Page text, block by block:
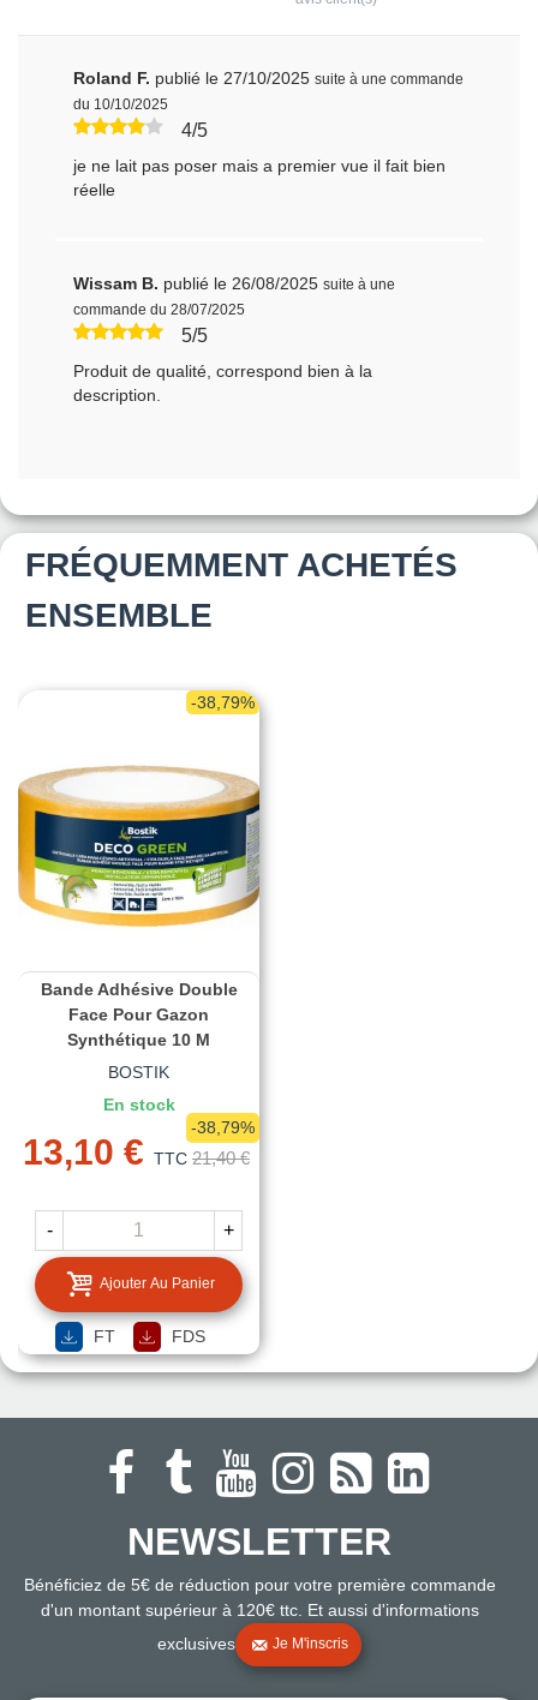
Roland F. publié le 27/10/2025 suite à une commande
du 10/10/2025
4/5
je ne lait pas poser mais a premier vue il fait bien
réelle
Wissam B. publié le 26/08/2025 suite à une
commande du 28/07/2025
5/5
Produit de qualité, correspond bien à la
description.
FRÉQUEMMENT ACHETÉS
ENSEMBLE
-38,79%
Bande Adhésive Double
Face Pour Gazon
Synthétique 10 M
BOSTIK
En stock
13,10 € TTC 21,40 €
-38,79%
- +
Ajouter Au Panier
FT FDS
NEWSLETTER
Bénéficiez de 5€ de réduction pour votre première commande
d'un montant supérieur à 120€ ttc. Et aussi d'informations
exclusives
Je M'inscris